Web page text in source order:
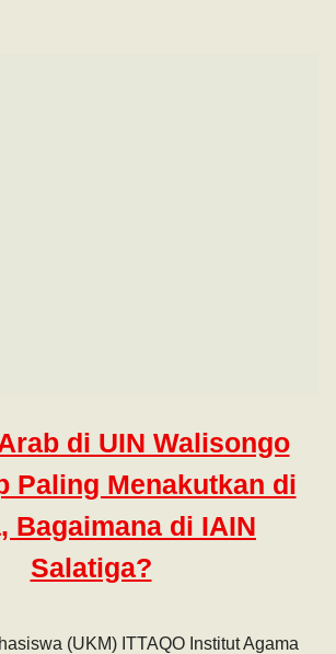
di UIN Walisongo
Paling Menakutkan di
Bagaimana di IAIN
Salatiga?
(UKM) ITTAQO Institut Agama